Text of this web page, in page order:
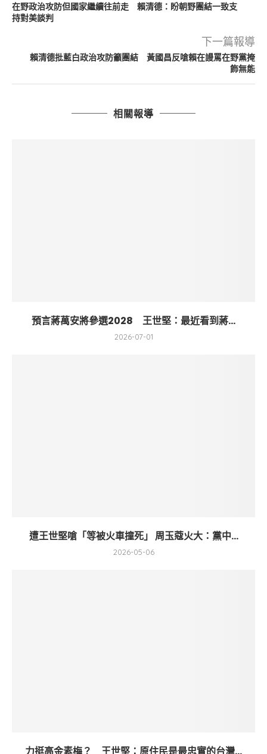
在野政治攻防但國家繼續往前走 賴清德：盼朝野團結一致支
持對美談判
下一篇報導
賴清德批藍白政治攻防籲團結 黃國昌反嗆賴在謾罵在野黨掩
飾無能
相關報導
預言蔣萬安將參選2028 王世堅：最近看到蔣...
2026-07-01
遭王世堅嗆「等被火車撞死」 周玉蔻火大：黨中...
2026-05-06